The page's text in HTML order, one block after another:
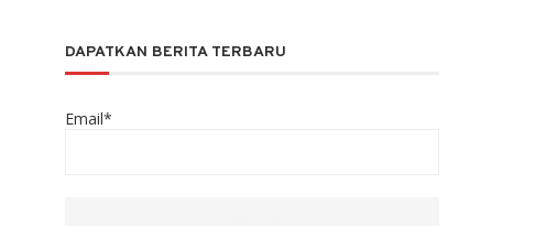
DAPATKAN BERITA TERBARU
Email*